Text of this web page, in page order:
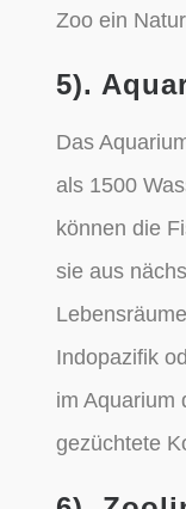
Zoo ein
5).
Das
als 1500
können die
sie aus
Indopazifik
im Aquarium
gezüchtete